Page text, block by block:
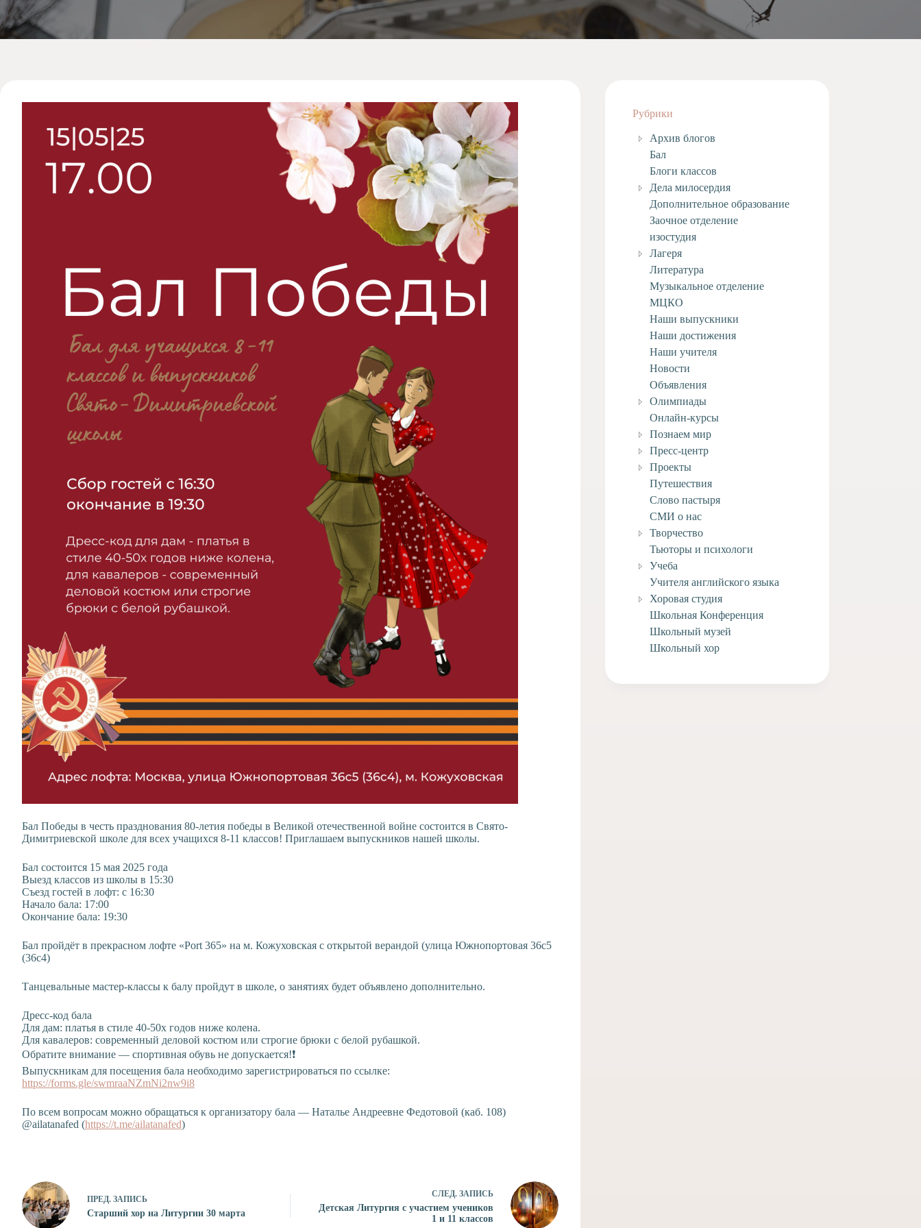
Проекты
Психологическая
Служба
служба
Бал Победы в честь празднования 80-летия победы в Великой отечественной войне состоится в Свято-
Димитриевской школе для всех учащихся 8-11 классов! Приглашаем выпускников нашей школы.
Бал состоится 15 мая 2025 года
Выезд классов из школы в 15:30
Съезд гостей в лофт: с 16:30
Начало бала: 17:00
Окончание бала: 19:30
Бал пройдёт в прекрасном лофте «Port 365» на м. Кожуховская с открытой верандой (улица Южнопортовая 36с5
(36с4)
Танцевальные мастер-классы к балу пройдут в школе, о занятиях будет объявлено дополнительно.
Дресс-код бала
Для дам: платья в стиле 40-50х годов ниже колена.
Для кавалеров: современный деловой костюм или строгие брюки с белой рубашкой.
Обратите внимание — спортивная обувь не допускается!❗️
Выпускникам для посещения бала необходимо зарегистрироваться по ссылке:
https://forms.gle/swmraaNZmNi2nw9i8
По всем вопросам можно обращаться к организатору бала — Наталье Андреевне Федотовой (каб. 108)
@ailatanafed (https://t.me/ailatanafed)
ПРЕД. ЗАПИСЬ
Старший хор на Литургии 30 марта
СЛЕД. ЗАПИСЬ
Детская Литургия с участием учеников
1 и 11 классов
Рубрики
Архив блогов
Бал
Блоги классов
Дела милосердия
Дополнительное образование
Заочное отделение
изостудия
Лагеря
Литература
Музыкальное отделение
МЦКО
Наши выпускники
Наши достижения
Наши учителя
Новости
Объявления
Олимпиады
Онлайн-курсы
Познаем мир
Пресс-центр
Проекты
Путешествия
Слово пастыря
СМИ о нас
Творчество
Тьюторы и психологи
Учеба
Учителя английского языка
Хоровая студия
Школьная Конференция
Школьный музей
Школьный хор